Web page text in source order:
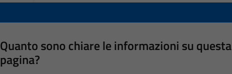
Quanto sono chiare le informazioni su questa
pagina?